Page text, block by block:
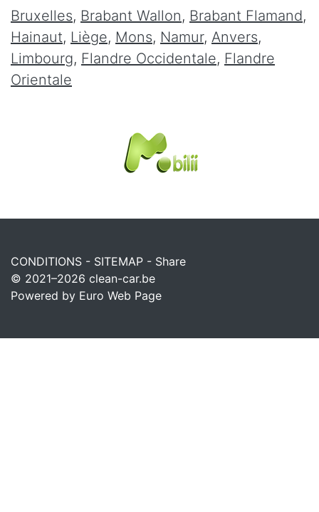
Bruxelles, Brabant Wallon, Brabant Flamand,
Hainaut, Liège, Mons, Namur, Anvers,
Limbourg, Flandre Occidentale, Flandre
Orientale
CONDITIONS - SITEMAP - Share
© 2021–2026 clean-car.be
Powered by Euro Web Page